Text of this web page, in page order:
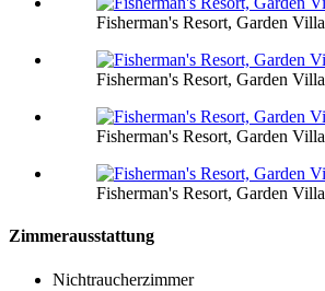
Fisherman's Resort, Garden Villa
Fisherman's Resort, Garden Villa
Fisherman's Resort, Garden Villa
Fisherman's Resort, Garden Villa
Zimmerausstattung
Nichtraucherzimmer